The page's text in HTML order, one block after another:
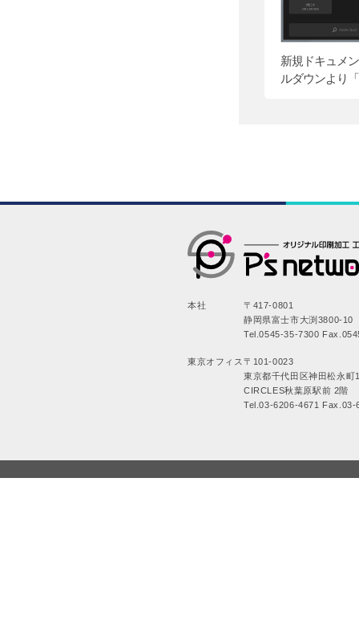
新規ドキュメ
ルダウンより
本社
〒417-0801
静岡県富士市大渕3800-10
Tel.0545-35-7300
東京オフィス 〒101-0023
東京都千代田区神田松永町
CIRCLES秋葉原駅前 2階
Tel.03-6206-4671 Fax.03-